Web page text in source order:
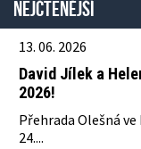
Nejčtenější
13. 06. 2026
David Jílek a
2026!
Přehrada Olešná
24....